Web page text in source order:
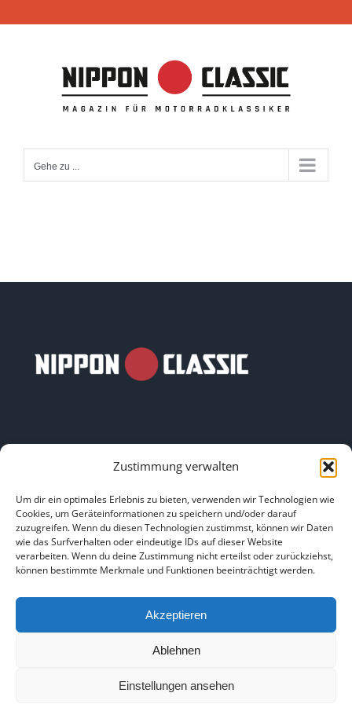
Zustimmung verwalten
Um dir ein optimales Erlebnis zu bieten, verwenden wir Technologien wie
Cookies, um Geräteinformationen zu speichern und/oder darauf
zuzugreifen. Wenn du diesen Technologien zustimmst, können wir Daten
wie das Surfverhalten oder eindeutige IDs auf dieser Website
verarbeiten. Wenn du deine Zustimmung nicht erteilst oder zurückziehst,
können bestimmte Merkmale und Funktionen beeinträchtigt werden.
Akzeptieren
Ablehnen
Einstellungen ansehen
Inhalt
Gehe zu ...
HOME|ÜBER UNS|IMPRESSUM |DATENSCHUTZ
BILDNACHWEISE
Copyright 2025